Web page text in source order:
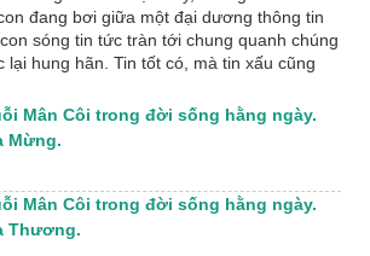
đang bơi giữa một đại dương thông tin
sóng tin tức tràn tới chung quanh chúng
lại hung hãn. Tin tốt có, mà tin xấu cũng
Mân Côi trong đời sống hằng ngày.
Mừng.
Mân Côi trong đời sống hằng ngày.
Thương.